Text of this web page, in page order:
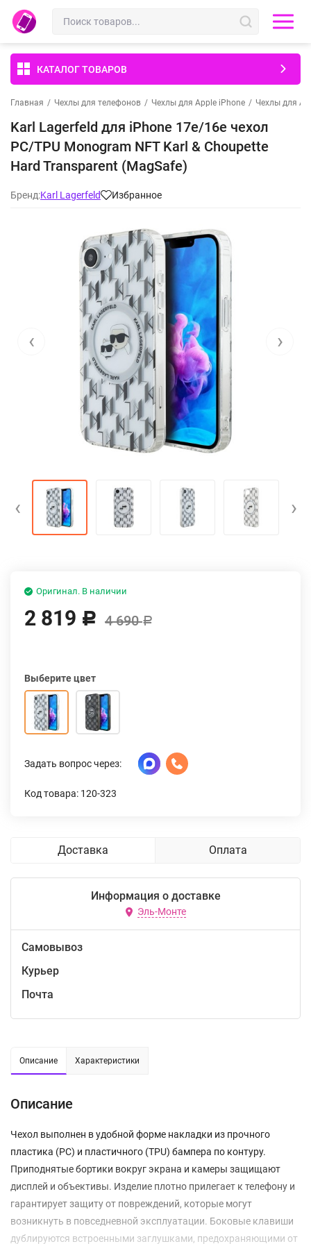
КАТАЛОГ ТОВАРОВ
Главная / Чехлы для телефонов / Чехлы для Apple iPhone / Чехлы для
Karl Lagerfeld для iPhone 17e/16e чехол
PC/TPU Monogram NFT Karl & Choupette
Hard Transparent (MagSafe)
Бренд:Karl Lagerfeld Избранное
‹ ›
‹ ›
Оригинал. В наличии
2 819 Р 4 690Р
Выберите цвет
Задать вопрос через:
Код товара: 120-323
Доставка Оплата
Информация о доставке
Эль-Монте
Самовывоз
Курьер
Почта
Описание Характеристики
Описание
Чехол выполнен в удобной форме накладки из прочного
пластика (PC) и пластичного (TPU) бампера по контуру.
Приподнятые бортики вокруг экрана и камеры защищают
дисплей и объективы. Изделие плотно прилегает к телефону и
гарантирует защиту от повреждений, которые могут
возникнуть в повседневной эксплуатации. Боковые клавиши
дублируются встроенными заглушками, предохраняющими от